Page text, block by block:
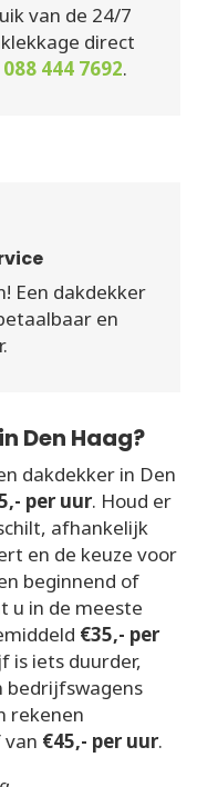
van de 24/7
direct
088 444 7692.
Een dakdekker
en
Den Haag?
dakdekker in Den
per uur. Houd er
afhankelijk
en de keuze voor
beginnend of
u in de meeste
€35,- per
is iets duurder,
bedrijfswagens
rekenen
€45,- per uur.